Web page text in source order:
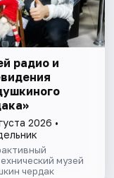
радио и
2026 •
музей
чердак